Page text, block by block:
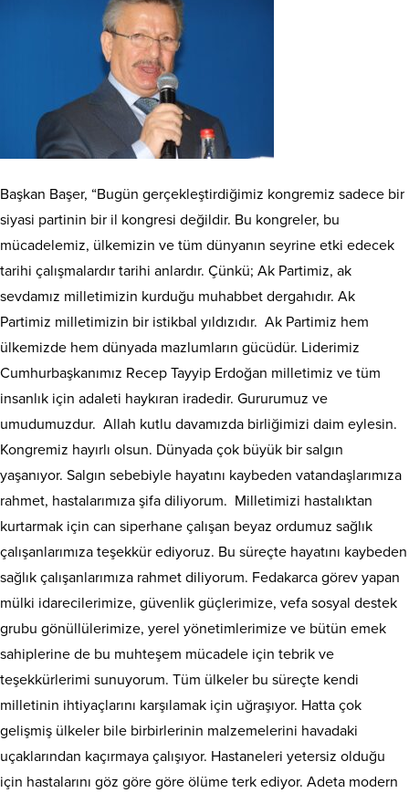
Başkan Başer, “Bugün gerçekleştirdiğimiz kongremiz sadece bir
siyasi partinin bir il kongresi değildir. Bu kongreler, bu
mücadelemiz, ülkemizin ve tüm dünyanın seyrine etki edecek
tarihi çalışmalardır tarihi anlardır. Çünkü; Ak Partimiz, ak
sevdamız milletimizin kurduğu muhabbet dergahıdır. Ak
Partimiz milletimizin bir istikbal yıldızıdır. Ak Partimiz hem
ülkemizde hem dünyada mazlumların gücüdür. Liderimiz
Cumhurbaşkanımız Recep Tayyip Erdoğan milletimiz ve tüm
insanlık için adaleti haykıran iradedir. Gururumuz ve
umudumuzdur. Allah kutlu davamızda birliğimizi daim eylesin.
Kongremiz hayırlı olsun. Dünyada çok büyük bir salgın
yaşanıyor. Salgın sebebiyle hayatını kaybeden vatandaşlarımıza
rahmet, hastalarımıza şifa diliyorum. Milletimizi hastalıktan
kurtarmak için can siperhane çalışan beyaz ordumuz sağlık
çalışanlarımıza teşekkür ediyoruz. Bu süreçte hayatını kaybeden
sağlık çalışanlarımıza rahmet diliyorum. Fedakarca görev yapan
mülki idarecilerimize, güvenlik güçlerimize, vefa sosyal destek
grubu gönüllülerimize, yerel yönetimlerimize ve bütün emek
sahiplerine de bu muhteşem mücadele için tebrik ve
teşekkürlerimi sunuyorum. Tüm ülkeler bu süreçte kendi
milletinin ihtiyaçlarını karşılamak için uğraşıyor. Hatta çok
gelişmiş ülkeler bile birbirlerinin malzemelerini havadaki
uçaklarından kaçırmaya çalışıyor. Hastaneleri yetersiz olduğu
için hastalarını göz göre göre ölüme terk ediyor. Adeta modern